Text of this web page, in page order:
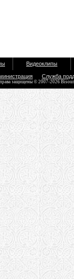
Видеоклипы
Служба
защищены © 2007-2026